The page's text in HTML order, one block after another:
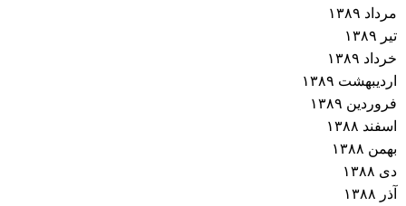
مرداد ۱۳۸۹
تیر ۱۳۸۹
خرداد ۱۳۸۹
اردیبهشت ۱۳۸۹
فروردین ۱۳۸۹
اسفند ۱۳۸۸
بهمن ۱۳۸۸
دی ۱۳۸۸
آذر ۱۳۸۸